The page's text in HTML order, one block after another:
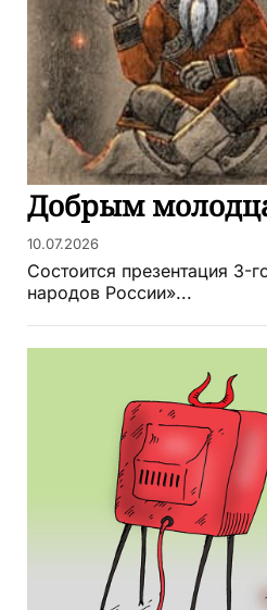
Добрым
10.07.2026
Состоится презентация 3-
народов России»...